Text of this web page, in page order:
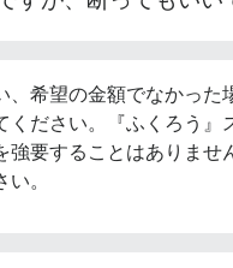
、希望の金額でなかった
ください。『ふくろう』
強要することはありませ
い。